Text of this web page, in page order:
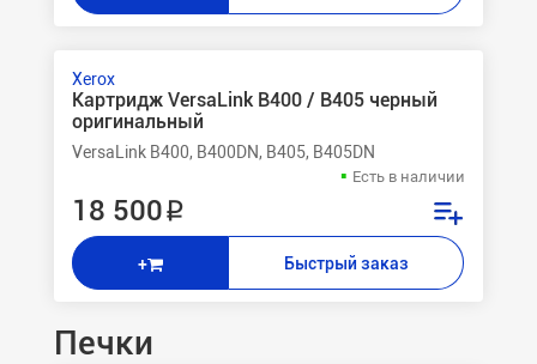
Xerox
Картридж VersaLink B400 / B405 черный
оригинальный
VersaLink B400, B400DN, B405, B405DN
Есть в наличии
18 500 ₽
+ Быстрый заказ
Печки